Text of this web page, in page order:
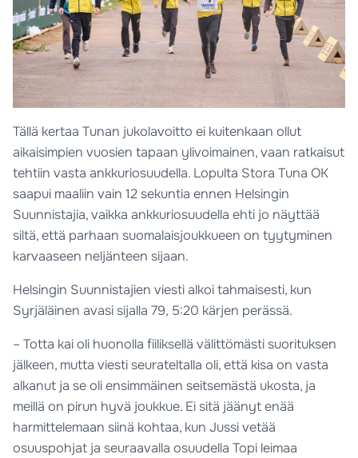
Tällä kertaa Tunan jukolavoitto ei kuitenkaan ollut
aikaisimpien vuosien tapaan ylivoimainen, vaan ratkaisut
tehtiin vasta ankkuriosuudella. Lopulta Stora Tuna OK
saapui maaliin vain 12 sekuntia ennen Helsingin
Suunnistajia, vaikka ankkuriosuudella ehti jo näyttää
siltä, että parhaan suomalaisjoukkueen on tyytyminen
karvaaseen neljänteen sijaan.
Helsingin Suunnistajien viesti alkoi tahmaisesti, kun
Syrjäläinen avasi sijalla 79, 5:20 kärjen perässä.
– Totta kai oli huonolla fiiliksellä välittömästi suorituksen
jälkeen, mutta viesti seurateltalla oli, että kisa on vasta
alkanut ja se oli ensimmäinen seitsemästä ukosta, ja
meillä on pirun hyvä joukkue. Ei sitä jäänyt enää
harmittelemaan siinä kohtaa, kun Jussi vetää
osuuspohjat ja seuraavalla osuudella Topi leimaa